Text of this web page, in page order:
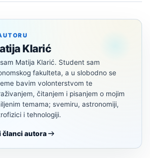
Klarić
Matija Klarić. Student sam
fakulteta, a u slobodno se
bavim volonterstvom te
čitanjem i pisanjem o mojim
temama; svemiru, astronomiji,
i tehnologiji.
članci autora